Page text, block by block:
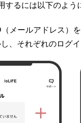
るには以下のよう
メールアドレス）を
、それぞれのログイ